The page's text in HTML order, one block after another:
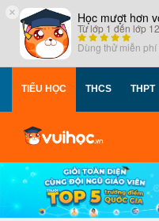
× Học mượt hơn
Từ lớp 1 đến lớp 12
Dùng thử miễn phí
TIỂU HỌC THCS THPT